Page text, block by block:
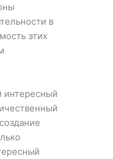
в
этих
интересный